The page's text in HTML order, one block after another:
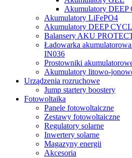
Akumulatory DEEP
Akumulatory LiFePO4
Akumulatory DEEP
Balansery AKU
Ładowarka
IN036
Prostowniki
Akumulatory litowo-
Urządzenia rozruchowe
Jump startery boostery
Fotowoltaika
Panele fotowoltaiczne
Zestawy fotowoltaiczne
Regulatory solarne
Inwertery solarne
Magazyny energii
Akcesoria